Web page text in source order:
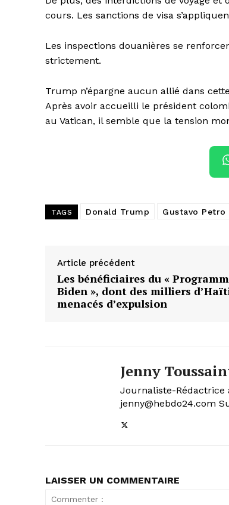
cours. Les sanctions de visa
Les inspections douanières se
strictement.
Trump n’épargne aucun allié dans
Après avoir accueilli le président
au Vatican, il semble que la tension
TAGS Donald Trump Gustavo Petro
Article précédent
Les bénéficiaires du «
Biden », dont des milliers
menacés d’expulsion
Jenny
Journaliste-Rédactrice
jenny@hebdo24.com
LAISSER UN COMMENTAIRE